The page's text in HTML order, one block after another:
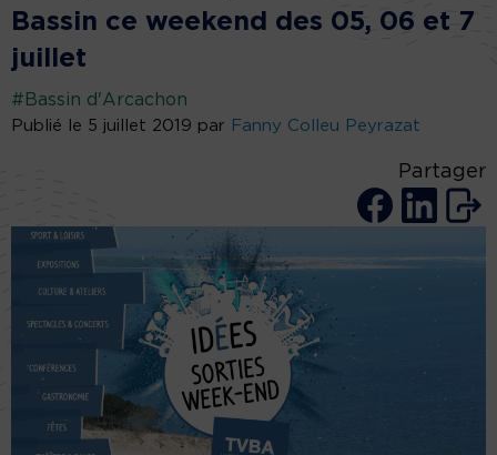
Bassin ce weekend des 05, 06 et 7
juillet
#Bassin d'Arcachon
Publié le 5 juillet 2019 par Fanny Colleu Peyrazat
Partager